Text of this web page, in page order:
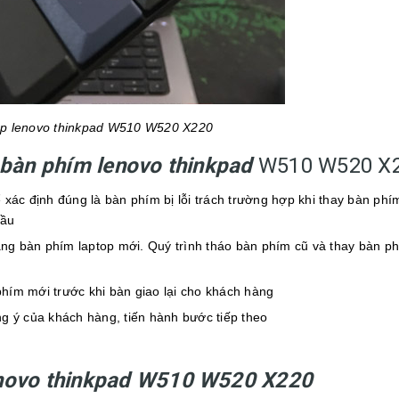
lenovo thinkpad W510 W520 X220
phím lenovo thinkpadW510 W520
định đúng là bàn phím bị lỗi trách trường hợp khi thay bàn
bàn phím laptop mới. Quý trình tháo bàn phím cũ và thay bàn
mới trước khi bàn giao lại cho khách hàng
ý của khách hàng, tiến hành bước tiếp theo
thinkpad W510 W520 X220